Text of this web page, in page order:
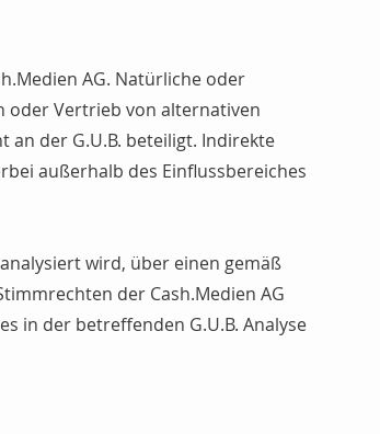
AG. Natürliche oder
oder Vertrieb von alternativen
an der G.U.B. beteiligt. Indirekte
außerhalb des Einflussbereiches
wird, über einen gemäß
der Cash.Medien AG
in der betreffenden G.U.B. Analyse